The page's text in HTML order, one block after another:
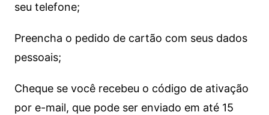
seu telefone;
Preencha o pedido de cartão com seus dados
pessoais;
Cheque se você recebeu o código de ativação
por e-mail, que pode ser enviado em até 15